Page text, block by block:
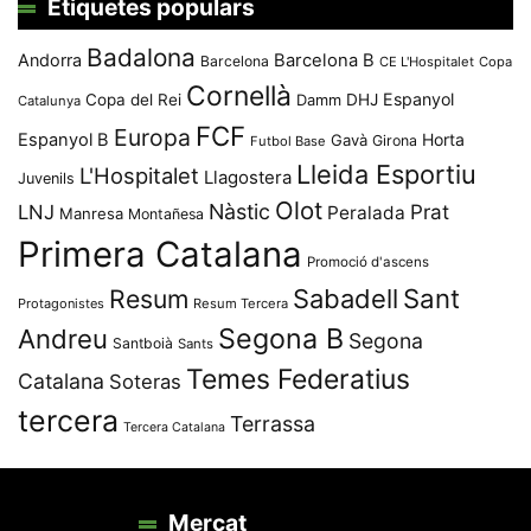
Etiquetes populars
Andorra Badalona Barcelona Barcelona B CE L'Hospitalet Copa
Catalunya Copa del Rei Cornellà Damm DHJ Espanyol
Espanyol B Europa FCF Futbol Base Gavà Girona Horta
Juvenils L'Hospitalet Llagostera Lleida Esportiu
LNJ Manresa Montañesa Nàstic Olot Peralada Prat
Primera Catalana Promoció d'ascens
Protagonistes Resum Resum Tercera Sabadell Sant
Andreu Santboià Sants Segona B Segona
Catalana Soteras Temes Federatius
tercera Tercera Catalana Terrassa
Mercat